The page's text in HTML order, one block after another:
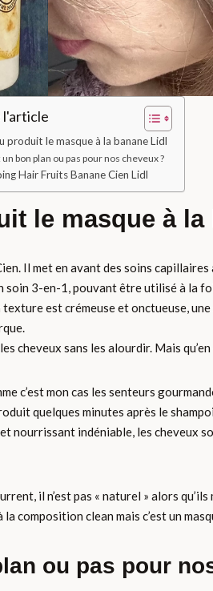
l'article
produit le masque à la banane Lidl
bon plan ou pas pour nos cheveux ?
Hair Fruits Banane Cien Lidl
le masque à la
Il met en avant des soins
3-en-1, pouvant être utilisé à la
est crémeuse et onctueuse,
cheveux sans les alourdir. Mais qu’en
c’est mon cas les senteurs
quelques minutes après le
nourrissant indéniable, les cheveux
il n’est pas « naturel » alors
composition clean mais c’est un
ou pas pour